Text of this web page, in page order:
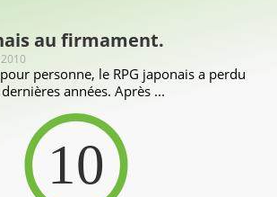
au firmament.
personne, le RPG japonais a perdu
années. Après ...
10